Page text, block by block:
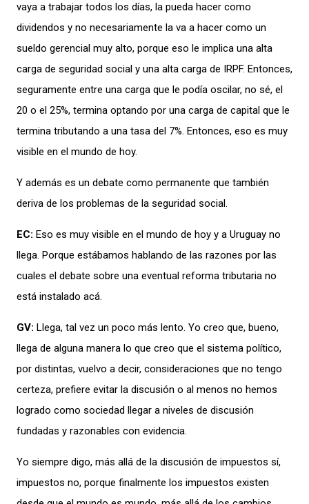
vaya a trabajar todos los días, la pueda hacer como
dividendos y no necesariamente la va a hacer como un
sueldo gerencial muy alto, porque eso le implica una alta
carga de seguridad social y una alta carga de IRPF. Entonces,
seguramente entre una carga que le podía oscilar, no sé, el
20 o el 25%, termina optando por una carga de capital que le
termina tributando a una tasa del 7%. Entonces, eso es muy
visible en el mundo de hoy.
Y además es un debate como permanente que también
deriva de los problemas de la seguridad social.
EC: Eso es muy visible en el mundo de hoy y a Uruguay no
llega. Porque estábamos hablando de las razones por las
cuales el debate sobre una eventual reforma tributaria no
está instalado acá.
GV: Llega, tal vez un poco más lento. Yo creo que, bueno,
llega de alguna manera lo que creo que el sistema político,
por distintas, vuelvo a decir, consideraciones que no tengo
certeza, prefiere evitar la discusión o al menos no hemos
logrado como sociedad llegar a niveles de discusión
fundadas y razonables con evidencia.
Yo siempre digo, más allá de la discusión de impuestos sí,
impuestos no, porque finalmente los impuestos existen